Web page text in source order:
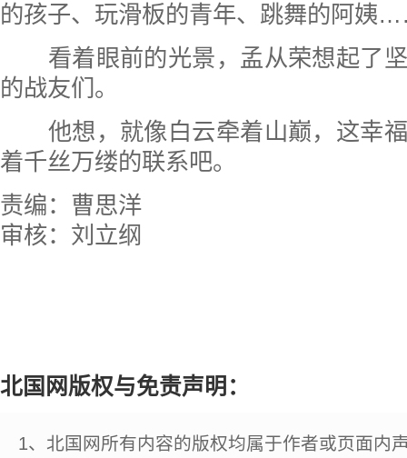
的孩子、玩滑板的青年、跳舞的阿姨
看着眼前的光景，孟从荣想起了坚
的战友们。
他想，就像白云牵着山巅，这幸福
着千丝万缕的联系吧。
责编：曹思洋
审核：刘立纲
北国网版权与免责声明：
1、北国网所有内容的版权均属于作者或页面内